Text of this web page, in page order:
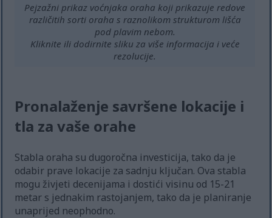
Pejzažni prikaz voćnjaka oraha koji prikazuje redove
različitih sorti oraha s raznolikom strukturom lišća
pod plavim nebom.
Kliknite ili dodirnite sliku za više informacija i veće
rezolucije.
Pronalaženje savršene lokacije i
tla za vaše orahe
Stabla oraha su dugoročna investicija, tako da je
odabir prave lokacije za sadnju ključan. Ova stabla
mogu živjeti decenijama i dostići visinu od 15-21
metar s jednakim rastojanjem, tako da je planiranje
unaprijed neophodno.